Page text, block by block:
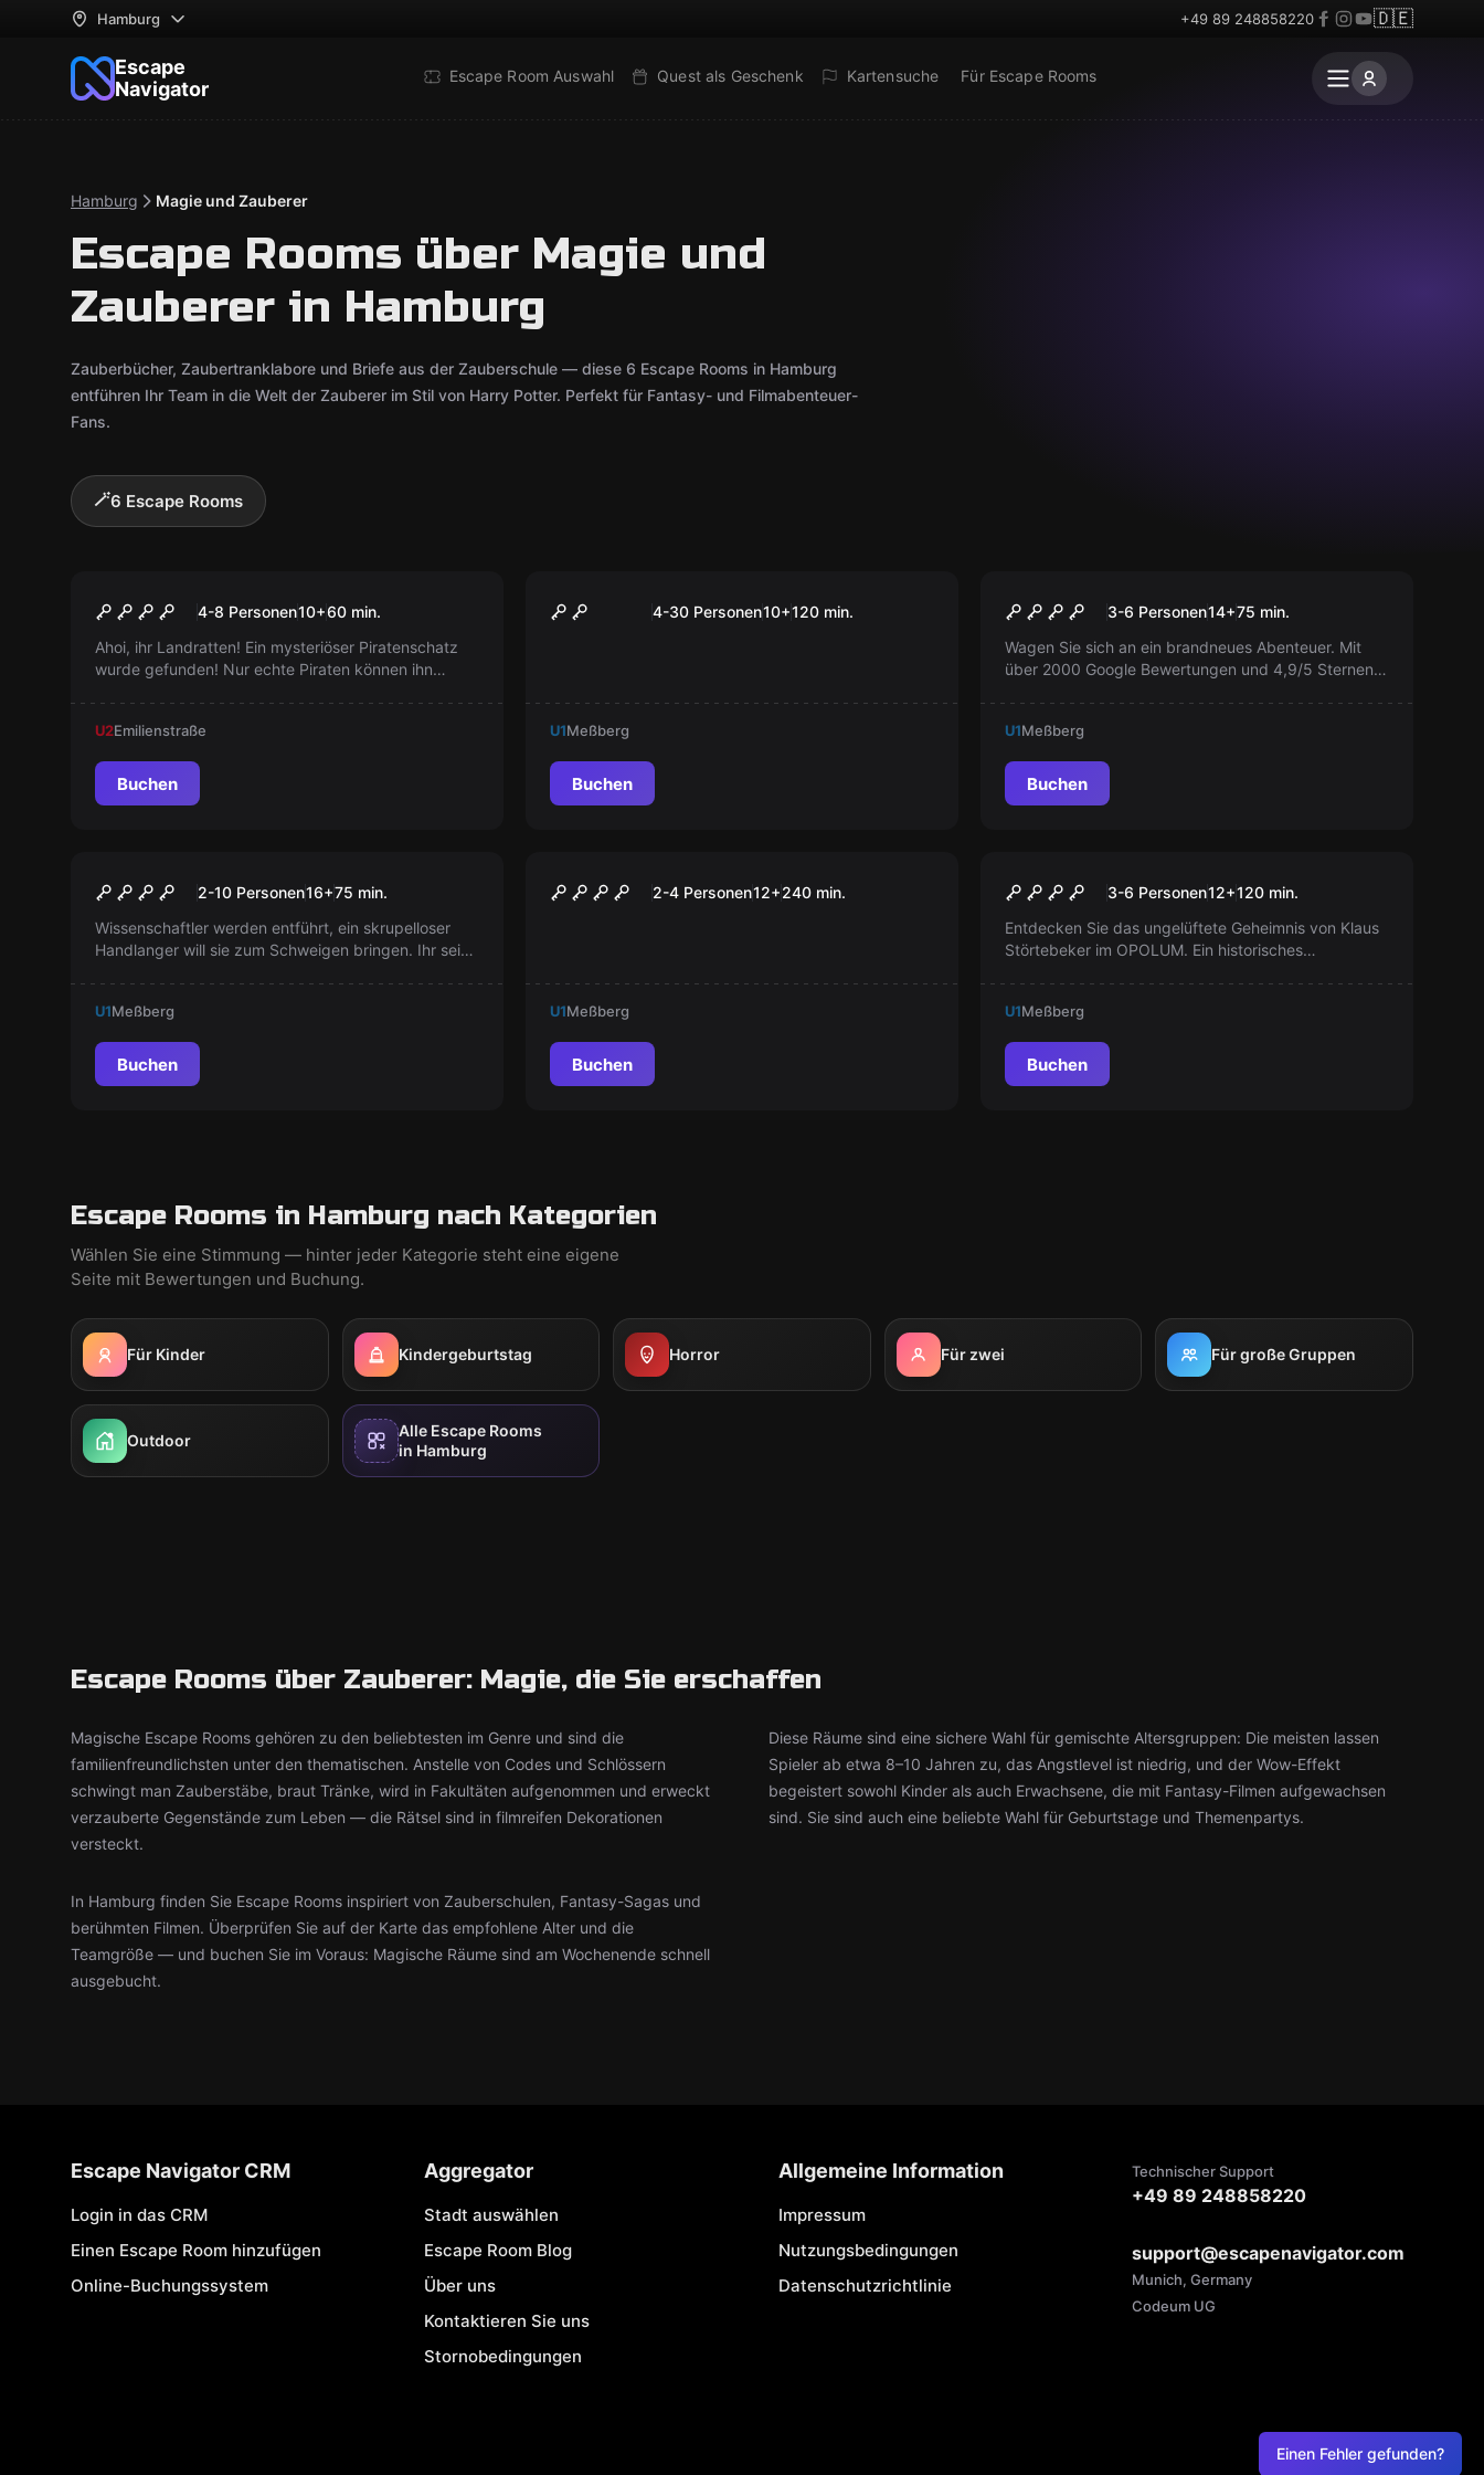
Hamburg +49 89 248858220 🇩🇪
Escape
Navigator
Escape Room Auswahl Quest als Geschenk Kartensuche Für Escape Rooms
Hamburg Magie und Zauberer
Escape Rooms über Magie und
Zauberer in Hamburg
Zauberbücher, Zaubertranklabore und Briefe aus der Zauberschule — diese 6 Escape Rooms in Hamburg
entführen Ihr Team in die Welt der Zauberer im Stil von Harry Potter. Perfekt für Fantasy- und Filmabenteuer-
Fans.
🪄6 Escape Rooms
Anne Bonnys Schatz
4-8 Personen10+60 min.
Ahoi, ihr Landratten! Ein mysteriöser Piratenschatz
wurde gefunden! Nur echte Piraten können ihn
beginnen. Arr! Arr! Arr!
U2Emilienstraße
Buchen
Auroras magischer Würfel
4-30 Personen10+120 min.
U1Meßberg
Buchen
Schmuggler – Der geniale
Plan
3-6 Personen14+75 min.
Wagen Sie sich an ein brandneues Abenteuer. Mit
über 2000 Google Bewertungen und 4,9/5 Sternen,
umzusetzen?
U1Meßberg
Buchen
ChainSAW2-10 Personen16+75 min.
Wissenschaftler werden entführt, ein skrupelloser
Handlanger will sie zum Schweigen bringen. Ihr seid
Freiheit wiederzuerlangen.
U1Meßberg
Buchen
Rätseltisch
2-4 Personen12+240 min.
U1Meßberg
Buchen
Störtebeker
3-6 Personen12+120 min.
Entdecken Sie das ungelüftete Geheimnis von Klaus
Störtebeker im OPOLUM. Ein historisches
U1Meßberg
Buchen
Escape Rooms in Hamburg nach Kategorien
Wählen Sie eine Stimmung — hinter jeder Kategorie steht eine eigene
Seite mit Bewertungen und Buchung.
Für Kinder Kindergeburtstag Horror Für zwei Für große Gruppen
Outdoor
Alle Escape Rooms
in Hamburg
Escape Rooms über Zauberer: Magie, die Sie erschaffen
Magische Escape Rooms gehören zu den beliebtesten im Genre und sind die
familienfreundlichsten unter den thematischen. Anstelle von Codes und Schlössern
schwingt man Zauberstäbe, braut Tränke, wird in Fakultäten aufgenommen und erweckt
verzauberte Gegenstände zum Leben — die Rätsel sind in filmreifen Dekorationen
versteckt.
Diese Räume sind eine sichere Wahl für gemischte Altersgruppen: Die meisten lassen
Spieler ab etwa 8–10 Jahren zu, das Angstlevel ist niedrig, und der Wow-Effekt
begeistert sowohl Kinder als auch Erwachsene, die mit Fantasy-Filmen aufgewachsen
sind. Sie sind auch eine beliebte Wahl für Geburtstage und Themenpartys.
In Hamburg finden Sie Escape Rooms inspiriert von Zauberschulen, Fantasy-Sagas und
berühmten Filmen. Überprüfen Sie auf der Karte das empfohlene Alter und die
Teamgröße — und buchen Sie im Voraus: Magische Räume sind am Wochenende schnell
ausgebucht.
Einen Fehler gefunden?
Escape Navigator CRM
Login in das CRM
Einen Escape Room hinzufügen
Online-Buchungssystem
Aggregator
Stadt auswählen
Escape Room Blog
Über uns
Kontaktieren Sie uns
Stornobedingungen
Allgemeine Information
Impressum
Nutzungsbedingungen
Datenschutzrichtlinie
Technischer Support
+49 89 248858220
support@escapenavigator.com
Munich, Germany
Codeum UG